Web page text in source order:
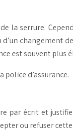
la serrure.
changement
est souvent plus
d’assurance.
par écrit et
ou refuser